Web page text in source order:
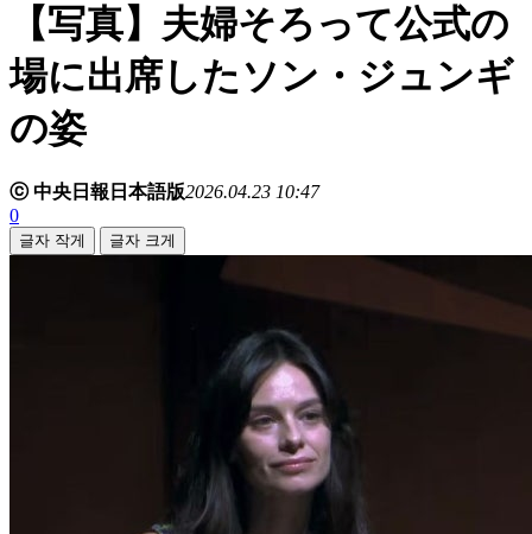
【写真】夫婦そろって公式の
場に出席したソン・ジュンギ
の姿
ⓒ 中央日報日本語版2026.04.23 10:47
0
글자 작게 글자 크게